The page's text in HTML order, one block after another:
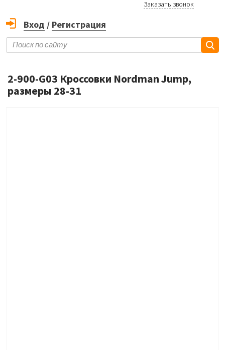
Заказать звонок
Вход / Регистрация
2-900-G03 Кроссовки Nordman Jump,
размеры 28-31